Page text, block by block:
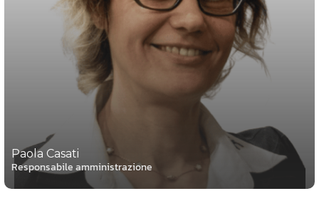
Paola Casati
Responsabile amministrazione